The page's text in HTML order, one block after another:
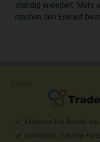
ständig erweitert. Mehr
machen den Einkauf
Exklusive Top Brands
Cookieless Tracking +